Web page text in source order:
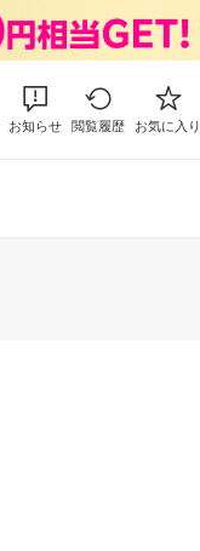
お知らせ 閲覧履歴 お気に入り